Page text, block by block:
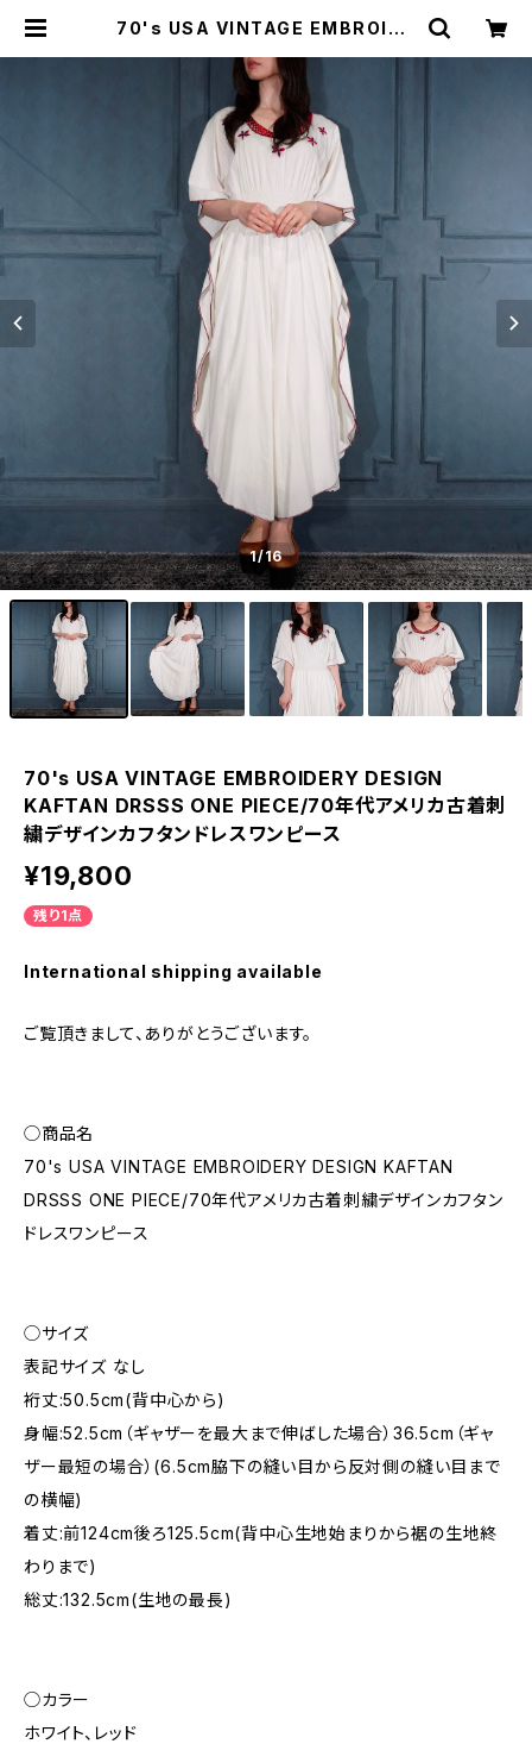
70's USA VINTAGE EMBROIDE
NE PIECE/70年代アメリカ古着刺繍
デザインカフタンドレスワンピース |
Titti Vintage
1/16
70's USA VINTAGE EMBROIDERY DESIGN
KAFTAN DRSSS ONE PIECE/70年代アメリカ古着刺
繍デザインカフタンドレスワンピース
¥19,800
残り1点
International shipping available
ご覧頂きまして、ありがとうございます。
◯商品名
70's USA VINTAGE EMBROIDERY DESIGN KAFTAN
DRSSS ONE PIECE/70年代アメリカ古着刺繍デザインカフタン
ドレスワンピース
◯サイズ
表記サイズ なし
裄丈:50.5cm(背中心から)
身幅:52.5cm（ギャザーを最大まで伸ばした場合）36.5cm（ギャ
ザー最短の場合）(6.5cm脇下の縫い目から反対側の縫い目まで
の横幅)
着丈:前124cm後ろ125.5cm(背中心生地始まりから裾の生地終
わりまで)
総丈:132.5cm(生地の最長)
◯カラー
ホワイト、レッド